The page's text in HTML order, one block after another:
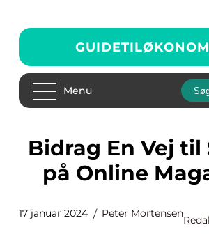
Menu
Bidrag En Vej til Succes
på Online
17 januar 2024 Peter Mortensen